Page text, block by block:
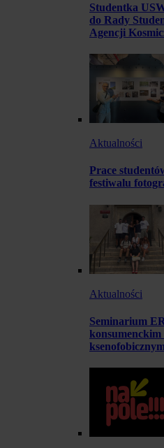
Studentka
do Rady
Agencji
Aktualności
Prace
festiwalu
Aktualności
Seminarium
konsumenckim